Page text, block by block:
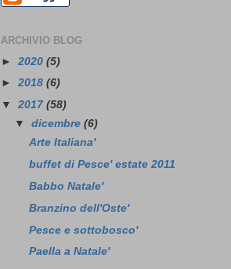
ARCHIVIO BLOG
► 2020 (5)
► 2018 (6)
▼ 2017(58)
▼dicembre(6)
Arte Italiana'
buffet di Pesce' estate 2011
Babbo Natale'
Branzino dell'Oste'
Pesce e sottobosco'
Paella a Natale'